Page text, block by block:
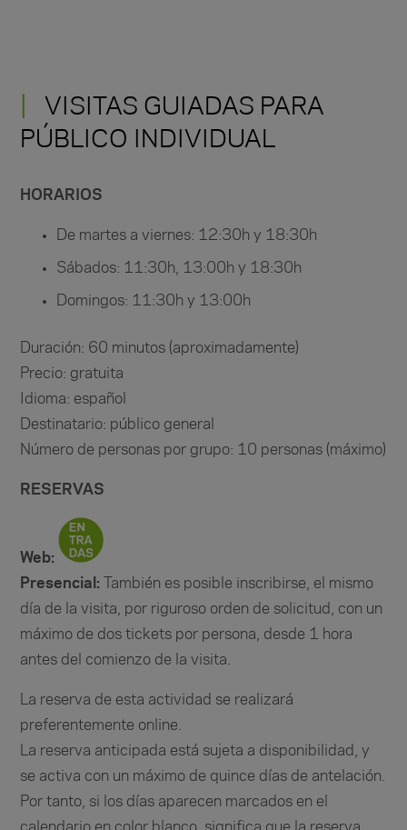
VISITAS GUIADAS PARA
PÚBLICO INDIVIDUAL
HORARIOS
De martes a viernes: 12:30h y 18:30h
Sábados: 11:30h, 13:00h y 18:30h
Domingos: 11:30h y 13:00h
Duración: 60 minutos (aproximadamente)
Precio: gratuita
Idioma: español
Destinatario: público general
Número de personas por grupo: 10 personas (máximo)
RESERVAS
Web:
Presencial:
También es posible inscribirse, el mismo
día de la visita, por riguroso orden de solicitud, con un
máximo de dos tickets por persona, desde 1 hora
antes del comienzo de la visita.
La reserva de esta actividad se realizará
preferentemente online.
La reserva anticipada está sujeta a disponibilidad, y
se activa con un máximo de quince días de antelación.
Por tanto, si los días aparecen marcados en el
calendario en color blanco, significa que la reserva